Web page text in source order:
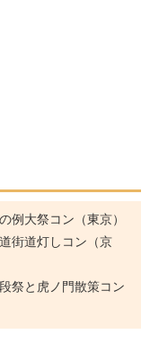
例大祭コン（東京）
街道灯しコン（京
祭と虎ノ門散策コン